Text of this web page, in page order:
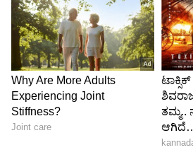
ಜೂನ್ 26ರಿಂದ ಸರಣಿ ಆರಂಭ
ಭಾರತ ತಂಡದ ಐರ್ಲೆಂಡ್ ಹಾಗೂ
26 ರಿಂದ ಆರಂಭಗೊಳ್ಳಲಿದೆ. ಜೂನ್
ರಂದು ಐರ್ಲೆಂಡ್ ವಿರುದ್ಧ ಟೀಂ
ನಡೆಸಲಿದೆ. ಬಳಿಕ ಇಂಗ್ಲೆಂಡ್ ಪ್ರವಾಸ
ವಿರುದ್ದ 5 ಟಿ20 ಪಂದ್ಯದ ಸರಣಿ